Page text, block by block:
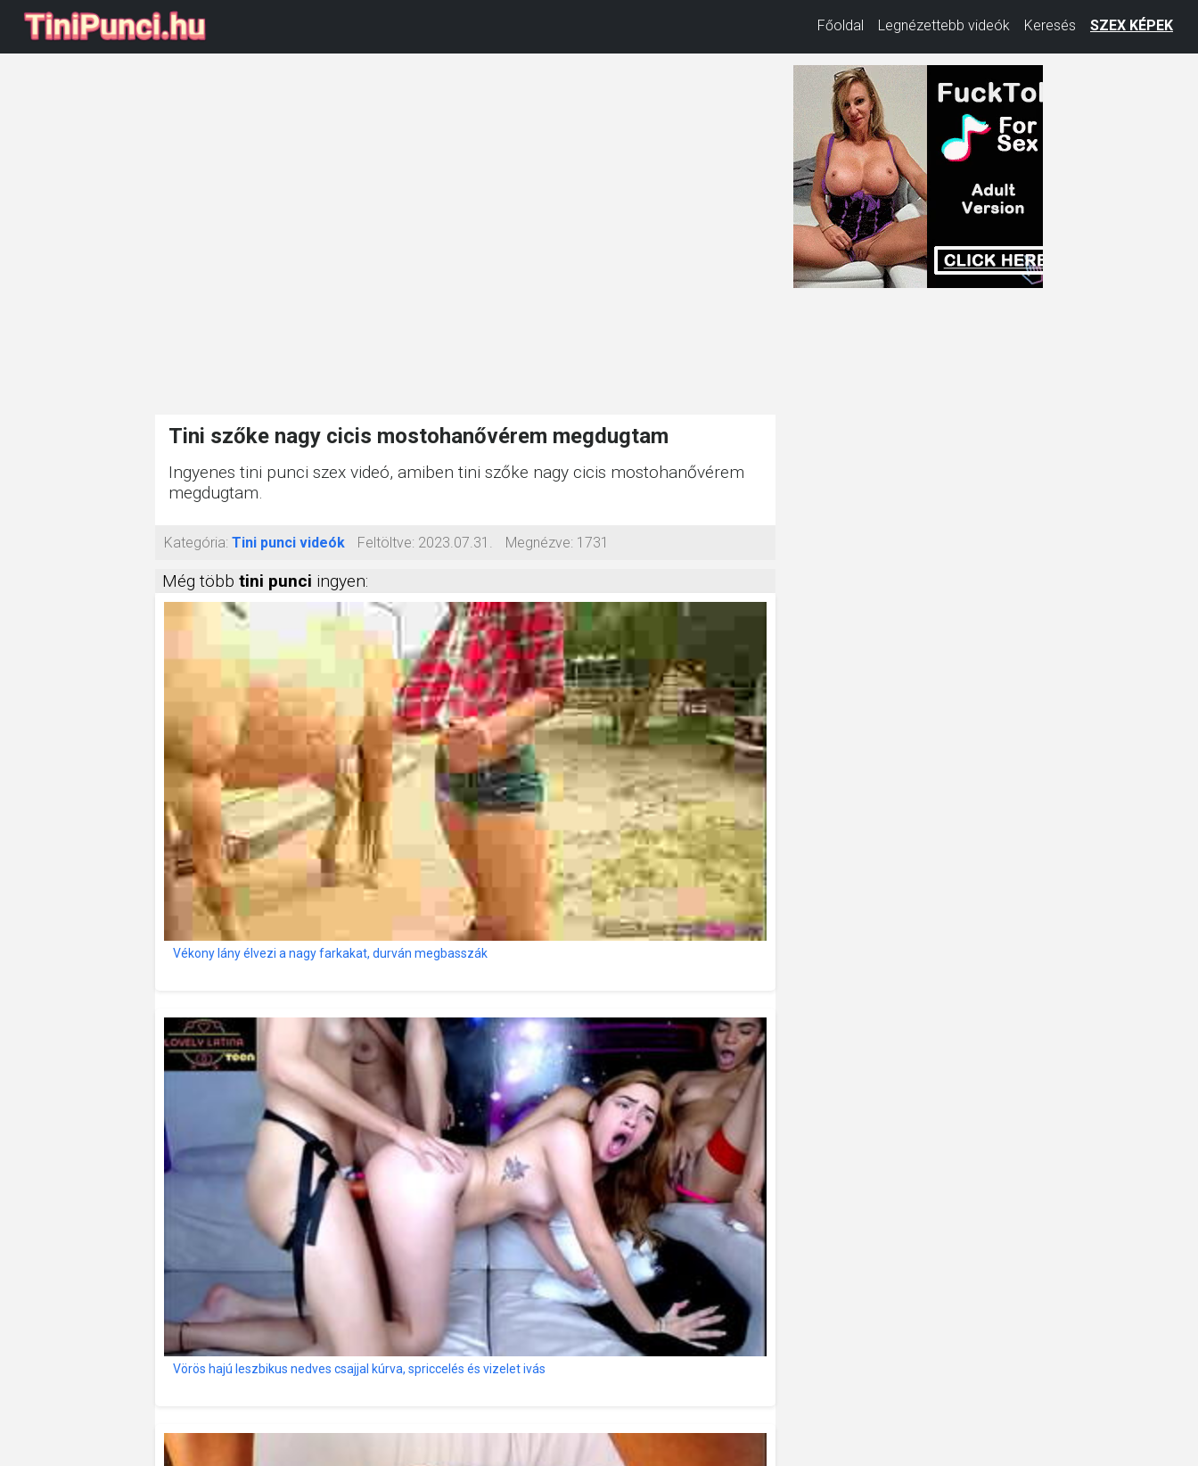
Főoldal Legnézettebb videók Keresés SZEX KÉPEK
Tini szőke nagy cicis mostohanővérem megdugtam
Ingyenes tini punci szex videó, amiben tini szőke nagy cicis mostohanővérem
megdugtam.
Kategória: Tini punci videók Feltöltve: 2023.07.31. Megnézve: 1731
Még több tini punci ingyen:
Vékony lány élvezi a nagy farkakat, durván megbasszák
Vörös hajú leszbikus nedves csajjal kúrva, spriccelés és vizelet ivás